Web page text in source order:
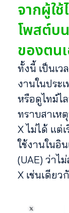
จากผู้ใ
โพสต์บ
ของตน
ทั้งนี้ เป็นเว
งานในประ
หรือดูไทม์ไ
ทราบสาเห
X ไม่ได้ แต่
ใช้งานในอิ
(UAE) ว่าไ
X เช่นเดียว